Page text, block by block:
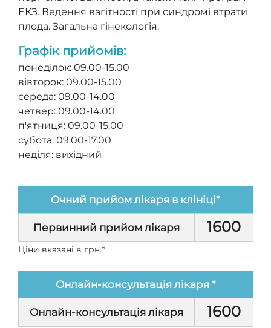
ЕКЗ. Ведення вагітності при синдромі втрати
плода. Загальна гінекологія.
Графік прийомів:
понеділок: 09.00-15.00
вівторок: 09.00-15.00
середа: 09.00-14.00
четвер: 09.00-14.00
п'ятниця: 09.00-15.00
субота: 09.00-17.00
неділя: вихідний
Очний прийом лікаря в клініці*
Первинний прийом лікаря 1600
Ціни вказані в грн.*
Онлайн-консультація лікаря *
Онлайн-консультація лікаря 1600